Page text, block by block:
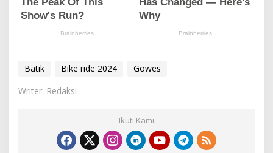
Batik Bike ride 2024
Gowes
Writer: Redaksi
Ikuti Kami